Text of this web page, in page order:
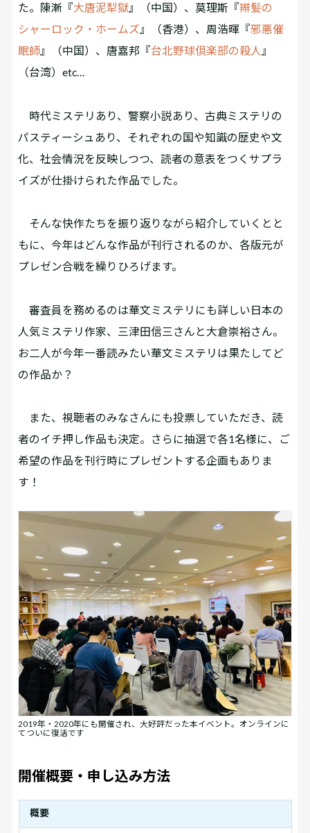
た。陳漸『大唐泥犁獄』（中国）、莫理斯『辮髪の
シャーロック・ホームズ 』（香港）、周浩暉『邪悪催
眠師』（中国）、唐嘉邦『台北野球倶楽部の殺人 』
（台湾）etc…
時代ミステリあり、警察小説あり、古典ミステリの
パスティーシュあり、それぞれの国や知識の歴史や文
化、社会情況を反映しつつ、読者の意表をつくサプラ
イズが仕掛けられた作品でした。
そんな快作たちを振り返りながら紹介していくとと
もに、今年はどんな作品が刊行されるのか、各版元が
プレゼン合戦を繰りひろげます。
審査員を務めるのは華文ミステリにも詳しい日本の
人気ミステリ作家、三津田信三さんと大倉崇裕さん。
お二人が今年一番読みたい華文ミステリは果たしてど
の作品か？
また、視聴者のみなさんにも投票していただき、読
者のイチ押し作品も決定。さらに抽選で各1名様に、ご
希望の作品を刊行時にプレゼントする企画もありま
す！
2019年・2020年にも開催され、大好評だった本イベント。オンラインに
てついに復活です
開催概要・申し込み方法
概要